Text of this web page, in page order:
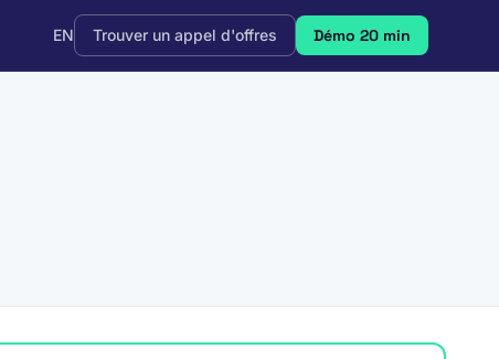
EN Trouver un appel d'offres Démo 20 min